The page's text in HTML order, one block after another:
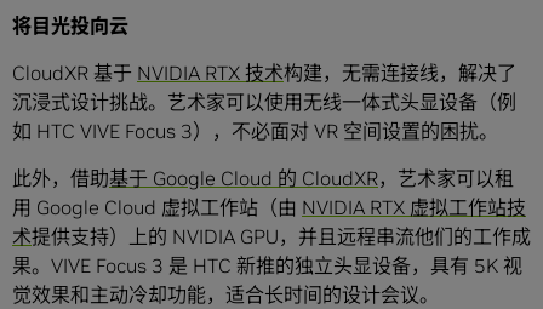
将目光投向云
CloudXR 基于 NVIDIA RTX 技术构建，无需连接线，解决了
沉浸式设计挑战。艺术家可以使用无线一体式头显设备（例
如 HTC VIVE Focus 3），不必面对 VR 空间设置的困扰。
此外，借助基于 Google Cloud 的 CloudXR，艺术家可以租
用 Google Cloud 虚拟工作站（由 NVIDIA RTX 虚拟工作站技
术提供支持）上的 NVIDIA GPU，并且远程串流他们的工作成
果。VIVE Focus 3 是 HTC 新推的独立头显设备，具有 5K 视
觉效果和主动冷却功能，适合长时间的设计会议。